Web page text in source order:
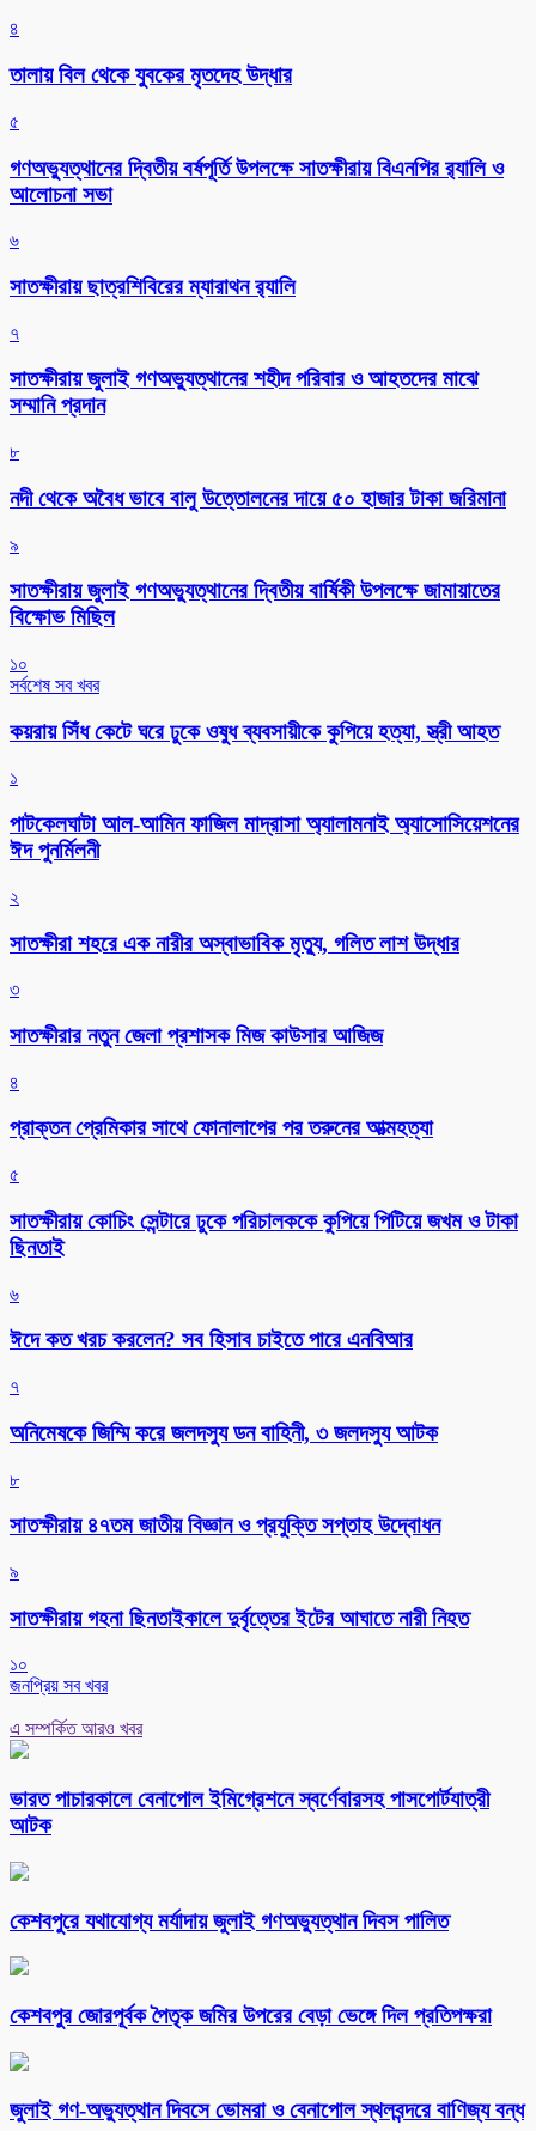
৪
তালায় বিল থেকে যুবকের মৃতদেহ উদ্ধার
৫
গণঅভ্যুত্থানের দ্বিতীয় বর্ষপূর্তি উপলক্ষে সাতক্ষীরায় বিএনপির র‌্যালি ও
আলোচনা সভা
৬
সাতক্ষীরায় ছাত্রশিবিরের ম্যারাথন র‌্যালি
৭
সাতক্ষীরায় জুলাই গণঅভ্যুত্থানের শহীদ পরিবার ও আহতদের মাঝে
সম্মানি প্রদান
৮
নদী থেকে অবৈধ ভাবে বালু উত্তোলনের দায়ে ৫০ হাজার টাকা জরিমানা
৯
সাতক্ষীরায় জুলাই গণঅভ্যুত্থানের দ্বিতীয় বার্ষিকী উপলক্ষে জামায়াতের
বিক্ষোভ মিছিল
১০
সর্বশেষ সব খবর
কয়রায় সিঁধ কেটে ঘরে ঢুকে ওষুধ ব্যবসায়ীকে কুপিয়ে হত্যা, স্ত্রী আহত
১
পাটকেলঘাটা আল-আমিন ফাজিল মাদ্রাসা অ্যালামনাই অ্যাসোসিয়েশনের
ঈদ পুনর্মিলনী
২
সাতক্ষীরা শহরে এক নারীর অস্বাভাবিক মৃত্যু, গলিত লাশ উদ্ধার
৩
সাতক্ষীরার নতুন জেলা প্রশাসক মিজ কাউসার আজিজ
৪
প্রাক্তন প্রেমিকার সাথে ফোনালাপের পর তরুনের আত্মহত্যা
৫
সাতক্ষীরায় কোচিং সেন্টারে ঢুকে পরিচালককে কুপিয়ে পিটিয়ে জখম ও টাকা
ছিনতাই
৬
ঈদে কত খরচ করলেন? সব হিসাব চাইতে পারে এনবিআর
৭
অনিমেষকে জিম্মি করে জলদস্যু ডন বাহিনী, ৩ জলদস্যু আটক
৮
সাতক্ষীরায় ৪৭তম জাতীয় বিজ্ঞান ও প্রযুক্তি সপ্তাহ উদ্বোধন
৯
সাতক্ষীরায় গহনা ছিনতাইকালে দুর্বৃত্তের ইটের আঘাতে নারী নিহত
১০
জনপ্রিয় সব খবর
এ সম্পর্কিত আরও খবর
ভারত পাচারকালে বেনাপোল ইমিগ্রেশনে স্বর্ণেবারসহ পাসপোর্টযাত্রী
আটক
কেশবপুরে যথাযোগ্য মর্যাদায় জুলাই গণঅভ্যুত্থান দিবস পালিত
কেশবপুর জোরপূর্বক পৈতৃক জমির উপরের বেড়া ভেঙ্গে দিল প্রতিপক্ষরা
‎জুলাই গণ-অভ্যুত্থান দিবসে ভোমরা ও বেনাপোল স্থলবন্দরে বাণিজ্য বন্ধ